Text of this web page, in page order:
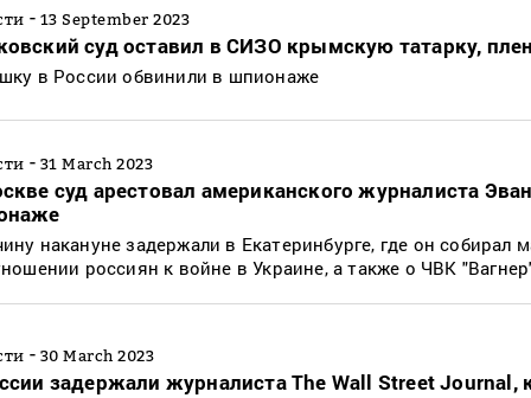
- 13 September 2023
суд оставил в СИЗО крымскую татарку,
в России обвинили в шпионаже
- 31 March 2023
суд арестовал американского журналиста
накануне задержали в Екатеринбурге, где он собирал
россиян к войне в Украине, а также о ЧВК
- 30 March 2023
задержали журналиста The Wall Street Journal,